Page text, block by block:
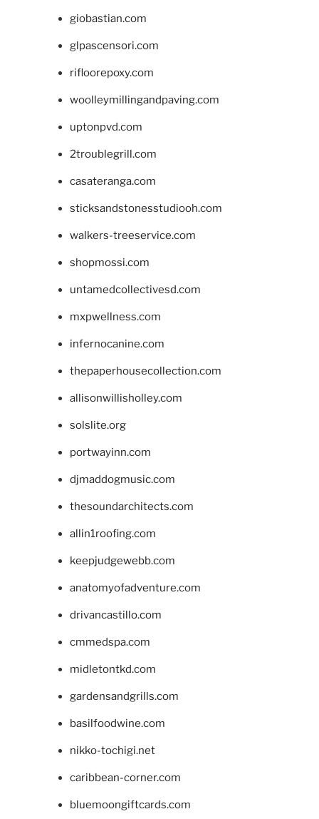
giobastian.com
glpascensori.com
rifloorepoxy.com
woolleymillingandpaving.com
uptonpvd.com
2troublegrill.com
casateranga.com
sticksandstonesstudiooh.com
walkers-treeservice.com
shopmossi.com
untamedcollectivesd.com
mxpwellness.com
infernocanine.com
thepaperhousecollection.com
allisonwillisholley.com
solslite.org
portwayinn.com
djmaddogmusic.com
thesoundarchitects.com
allin1roofing.com
keepjudgewebb.com
anatomyofadventure.com
drivancastillo.com
cmmedspa.com
midletontkd.com
gardensandgrills.com
basilfoodwine.com
nikko-tochigi.net
caribbean-corner.com
bluemoongiftcards.com